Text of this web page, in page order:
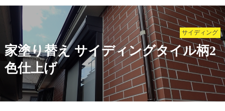
サイディング
家塗り替え サイディングタイル柄2
色仕上げ